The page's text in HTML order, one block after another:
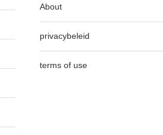
About
privacybeleid
terms of use